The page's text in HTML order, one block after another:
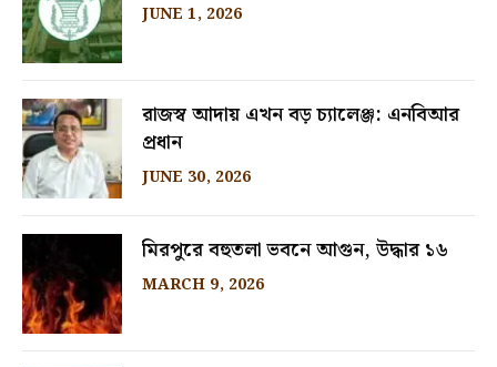
JUNE 1, 2026
রাজস্ব আদায় এখন বড় চ্যালেঞ্জ: এনবিআর
প্রধান
JUNE 30, 2026
মিরপুরে বহুতলা ভবনে আগুন, উদ্ধার ১৬
MARCH 9, 2026